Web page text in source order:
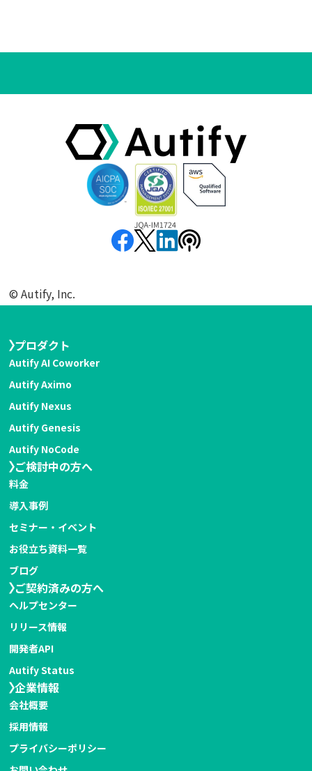
©︎ Autify, Inc.
プロダクト
Autify AI Coworker
Autify Aximo
Autify Nexus
Autify Genesis
Autify NoCode
ご検討中の方へ
料金
導入事例
セミナー・イベント
お役立ち資料一覧
ブログ
ご契約済みの方へ
ヘルプセンター
リリース情報
開発者API
Autify Status
企業情報
会社概要
採用情報
プライバシーポリシー